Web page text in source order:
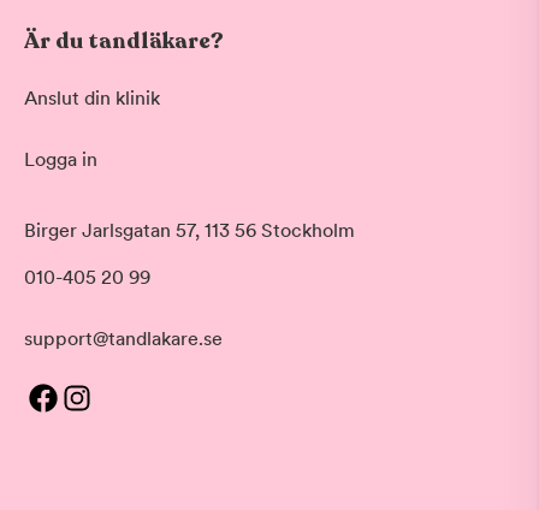
Är du tandläkare?
Anslut din klinik
Logga in
Birger Jarlsgatan 57, 113 56 Stockholm
010-405 20 99
support@tandlakare.se